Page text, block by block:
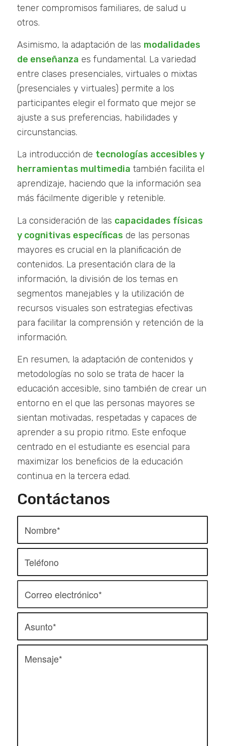
tener compromisos familiares, de salud u
otros.
Asimismo, la adaptación de las modalidades
de enseñanza es fundamental. La variedad
entre clases presenciales, virtuales o mixtas
(presenciales y virtuales) permite a los
participantes elegir el formato que mejor se
ajuste a sus preferencias, habilidades y
circunstancias.
La introducción de tecnologías accesibles y
herramientas multimedia también facilita el
aprendizaje, haciendo que la información sea
más fácilmente digerible y retenible.
La consideración de las capacidades físicas
y cognitivas específicas de las personas
mayores es crucial en la planificación de
contenidos. La presentación clara de la
información, la división de los temas en
segmentos manejables y la utilización de
recursos visuales son estrategias efectivas
para facilitar la comprensión y retención de la
información.
En resumen, la adaptación de contenidos y
metodologías no solo se trata de hacer la
educación accesible, sino también de crear un
entorno en el que las personas mayores se
sientan motivadas, respetadas y capaces de
aprender a su propio ritmo. Este enfoque
centrado en el estudiante es esencial para
maximizar los beneficios de la educación
continua en la tercera edad.
Contáctanos